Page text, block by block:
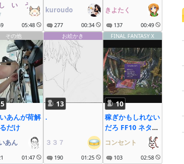
～
い゚う゚な゚ぎ゚
05:48
kuroudo
277 00:34
きよたく
137
00:49
その他
あんが荷解
だけ
あん
01:47
お絵かき
13
.
３３７
190 01:25
FINAL FANTASY X
10
稼ぎかもしれない
だろ FF10 ネタバ
レあり
コンセント
103
02:58